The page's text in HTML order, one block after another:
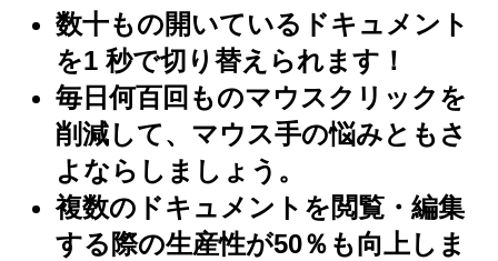
数十もの開いているドキュメント
を1 秒で切り替えられます！
毎日何百回ものマウスクリックを
削減して、マウス手の悩みともさ
よならしましょう。
複数のドキュメントを閲覧・編集
する際の生産性が50％も向上しま